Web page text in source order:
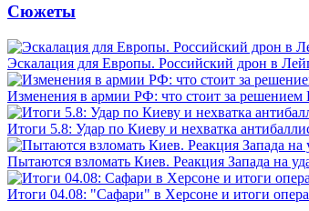
Сюжеты
Эскалация для Европы. Российский дрон в
Изменения в армии РФ: что стоит за решением
Итоги 5.8: Удар по Киеву и нехватка
Пытаются взломать Киев. Реакция Запада на
Итоги 04.08: "Сафари" в Херсоне и итоги